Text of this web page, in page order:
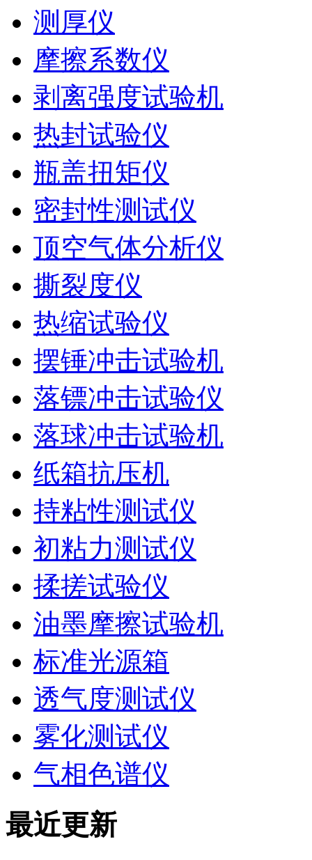
测厚仪
摩擦系数仪
剥离强度试验机
热封试验仪
瓶盖扭矩仪
密封性测试仪
顶空气体分析仪
撕裂度仪
热缩试验仪
摆锤冲击试验机
落镖冲击试验仪
落球冲击试验机
纸箱抗压机
持粘性测试仪
初粘力测试仪
揉搓试验仪
油墨摩擦试验机
标准光源箱
透气度测试仪
雾化测试仪
气相色谱仪
最近更新